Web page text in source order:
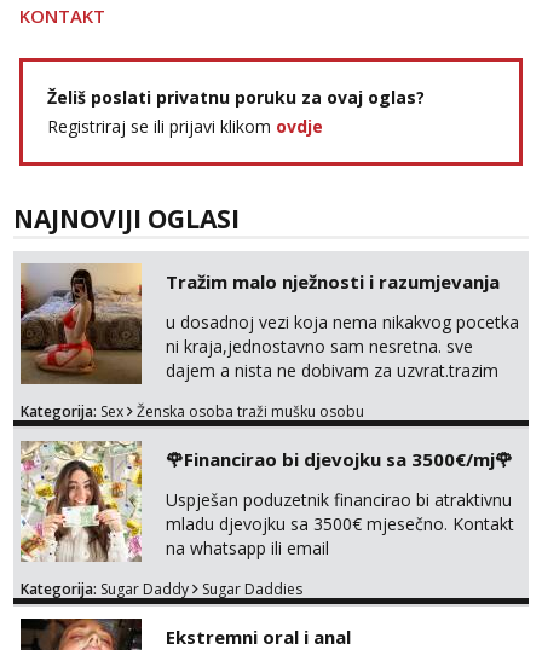
KONTAKT
Želiš poslati privatnu poruku za ovaj oglas?
Registriraj se ili prijavi klikom ovdje
NAJNOVIJI OGLASI
Tražim malo nježnosti i razumjevanja
u dosadnoj vezi koja nema nikakvog pocetka
ni kraja,jednostavno sam nesretna. sve
dajem a nista ne dobivam za uzvrat.trazim
trazim puno samo malo njeznosti i
poljupce po tijelu koji me jako
pale,obozavam kad muskarac preuzme
kontrolu . javi se :) Klikni na link ispod i nadji
me tamo, cekam te!
Kategorija: Sex Ženska osoba traži mušku osobu
🌹Financirao bi djevojku sa 3500€/mj🌹
Uspješan poduzetnik financirao bi atraktivnu
mladu djevojku sa 3500€ mjesečno. Kontakt
na whatsapp ili email
Kategorija: Sugar Daddy Sugar Daddies
Ekstremni oral i anal